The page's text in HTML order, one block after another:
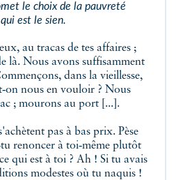
le choix de la pauvreté
est le sien.
là. Nous avons suffisamment
dans la vieillesse,
nous en vouloir ? Nous
; mourons au port [...].
pas à bas prix. Pèse
renoncer à toi‑même plutôt
qui est à toi ? Ah ! Si tu avais
modestes où tu naquis !